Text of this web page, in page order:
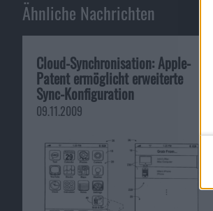
Ähnliche Nachrichten
Cloud-Synchronisation: Apple-
Patent ermöglicht erweiterte
Sync-Konfiguration
09.11.2009